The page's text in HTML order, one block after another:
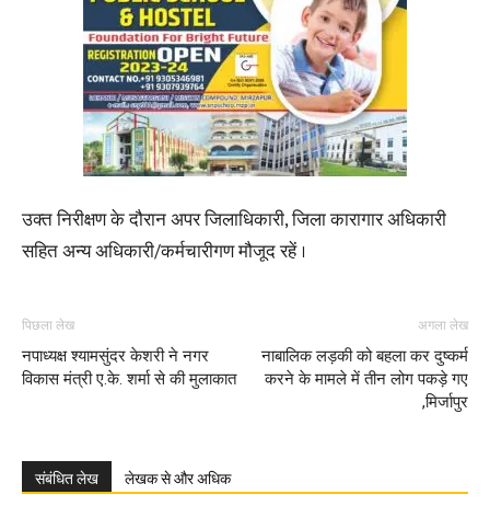
उक्त निरीक्षण के दौरान अपर जिलाधिकारी, जिला कारागार अधिकारी
सहित अन्य अधिकारी/कर्मचारीगण मौजूद रहें ।
पिछला लेख
नपाध्यक्ष श्यामसुंदर केशरी ने नगर
विकास मंत्री ए.के. शर्मा से की मुलाकात
अगला लेख
नाबालिक लड़की को बहला कर दुष्कर्म
करने के मामले में तीन लोग पकड़े गए
,मिर्जापुर
संबंधित लेख लेखक से और अधिक